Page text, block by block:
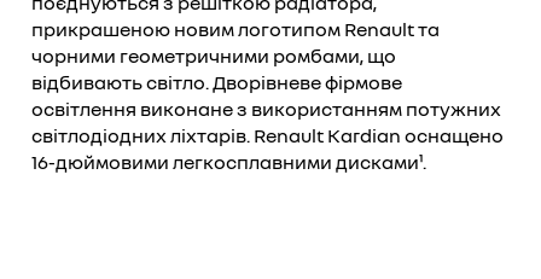
прикрашеною новим логотипом Renault та
чорними геометричними ромбами, що
відбивають світло. Дворівневе фірмове
освітлення виконане з використанням потужних
світлодіодних ліхтарів. Renault Kardian оснащено
16-дюймовими легкосплавними дисками¹.